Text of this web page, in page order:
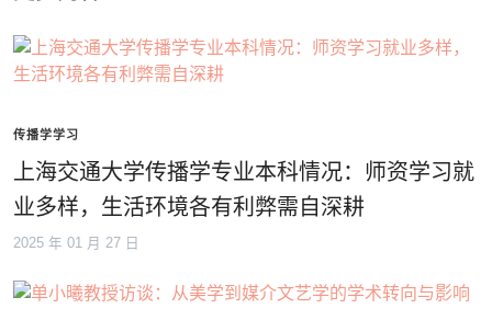
传播学学习
上海交通大学传播学专业本科情况：师资学习就
业多样，生活环境各有利弊需自深耕
2025 年 01 月 27 日